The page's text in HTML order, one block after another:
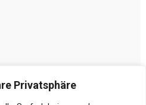
Privatsphäre